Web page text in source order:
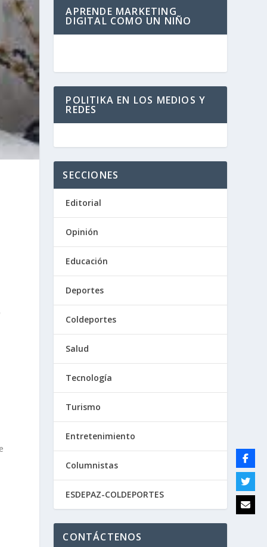
APRENDE MARKETING
DIGITAL COMO UN NIÑO
POLITIKA EN LOS MEDIOS Y
REDES
SECCIONES
Editorial
Opinión
Educación
Deportes
Coldeportes
Salud
Tecnología
Turismo
Entretenimiento
Columnistas
ESDEPAZ-COLDEPORTES
CONTÁCTENOS